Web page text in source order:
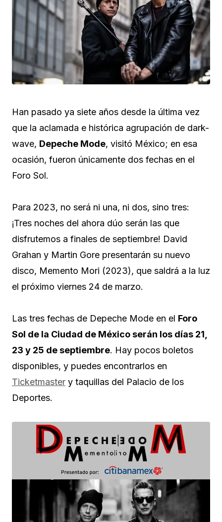
Han pasado ya siete años desde la última vez
que la aclamada e histórica agrupación de dark-
wave, Depeche Mode, visitó México; en esa
ocasión, fueron únicamente dos fechas en el
Foro Sol.
Para 2023, no será ni una, ni dos, sino tres:
¡Tres noches del ahora dúo serán las que
disfrutemos a finales de septiembre! David
Grahan y Martin Gore presentarán su nuevo
disco, Memento Mori (2023), que saldrá a la luz
el próximo viernes 24 de marzo.
Las tres fechas de Depeche Mode en el Foro
Sol de la Ciudad de México serán los días 21,
23 y 25 de septiembre. Hay pocos boletos
disponibles, y puedes encontrarlos en
Ticketmaster y taquillas del Palacio de los
Deportes.